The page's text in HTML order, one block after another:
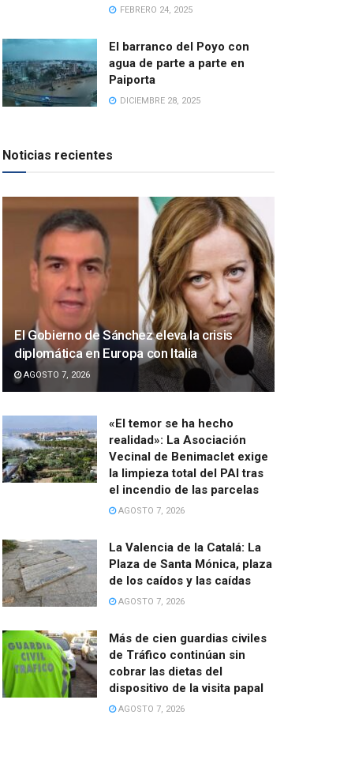
FEBRERO 24, 2025
El barranco del Poyo con
agua de parte a parte en
Paiporta
DICIEMBRE 28, 2025
Noticias recientes
El Gobierno de Sánchez eleva la crisis
diplomática en Europa con Italia
AGOSTO 7, 2026
«El temor se ha hecho
realidad»: La Asociación
Vecinal de Benimaclet exige
la limpieza total del PAI tras
el incendio de las parcelas
AGOSTO 7, 2026
La Valencia de la Catalá: La
Plaza de Santa Mónica, plaza
de los caídos y las caídas
AGOSTO 7, 2026
Más de cien guardias civiles
de Tráfico continúan sin
cobrar las dietas del
dispositivo de la visita papal
AGOSTO 7, 2026